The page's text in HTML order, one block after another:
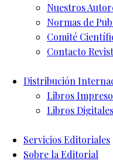
Nuestros
Normas de
Comité
Contacto
Distribución
Libros
Libros Digitales
Servicios Editoriales
Sobre la Editorial